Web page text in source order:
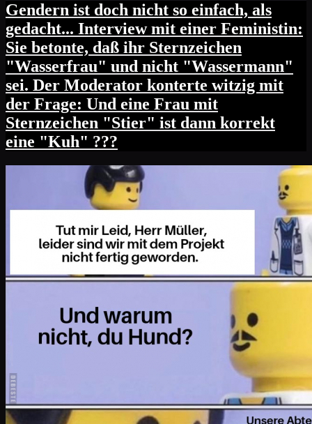
Gendern ist doch nicht so einfach, als
gedacht... Interview mit einer Feministin:
Sie betonte, daß ihr Sternzeichen
"Wasserfrau" und nicht "Wassermann"
sei. Der Moderator konterte witzig mit
der Frage: Und eine Frau mit
Sternzeichen "Stier" ist dann korrekt
eine "Kuh" ???